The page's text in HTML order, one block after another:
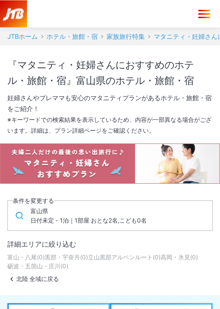
JTBホーム ホテル・旅館・宿 家族旅行特集 マタニティ・妊婦さん
『マタニティ・妊婦さんにおすすめのホテ
ル・旅館・宿』富山県のホテル・旅館・宿
妊婦さんやプレママも安心のマタニティプランがあるホテル・旅館・宿
をご紹介！
※キーワードでの検索結果を表示しているため、内容が一部異なる場合がござ
います。詳細は、プラン詳細ページをご確認ください。
ファミリー旅行
マタニティ旅行
赤ちゃん歓迎
条件を変更する
富山県
日付未定 - 1泊｜1部屋 おとな2名,こども0名
詳細エリアに絞り込む
富山・八尾(0)黒部・宇奈月 (0)立山黒部アルペンルート (0)高岡・氷見 (0)
砺波・五箇山・庄川(0)
北陸 全域に戻る